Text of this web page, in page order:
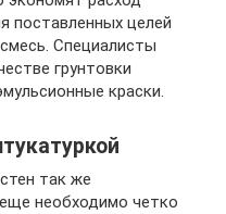
поставленных целей
Специалисты
грунтовки
краски.
так же
необходимо четко